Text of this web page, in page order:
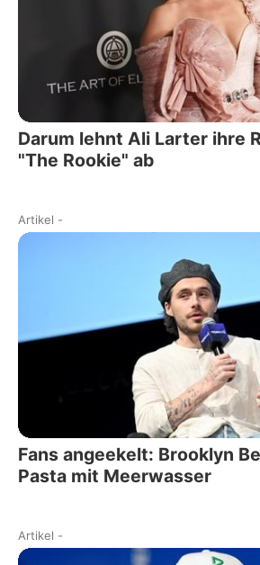
Darum lehnt Ali Larter ihre
"The Rookie" ab
Artikel -
Fans angeekelt: Brooklyn
Pasta mit Meerwasser
Artikel -